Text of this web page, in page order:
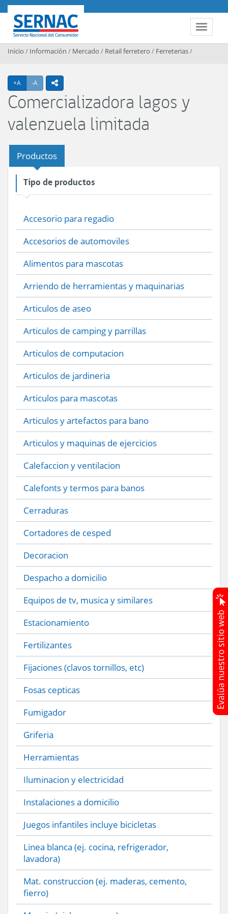
Contenido principal
Toggle
SERNAC
Inicio / Información / Mercado / Retail ferretero / Ferreterias/
+A Agrandar texto
-A Achicar textoicono compartir
Comercializadora lagos y
valenzuela limitada
Productos
Tipo de productos
Accesorio para regadio
Accesorios de automoviles
Alimentos para mascotas
Arriendo de herramientas y maquinarias
Articulos de aseo
Articulos de camping y parrillas
Articulos de computacion
Articulos de jardineria
Articulos para mascotas
Articulos y artefactos para bano
Articulos y maquinas de ejercicios
Calefaccion y ventilacion
Calefonts y termos para banos
Cerraduras
Cortadores de cesped
Decoracion
Despacho a domicilio
Equipos de tv, musica y similares
Estacionamiento
Fertilizantes
Fijaciones (clavos tornillos, etc)
Fosas cepticas
Fumigador
Griferia
Herramientas
Iluminacion y electricidad
Instalaciones a domicilio
Juegos infantiles incluye bicicletas
Linea blanca (ej. cocina, refrigerador,
lavadora)
Mat. construccion (ej. maderas, cemento,
fierro)